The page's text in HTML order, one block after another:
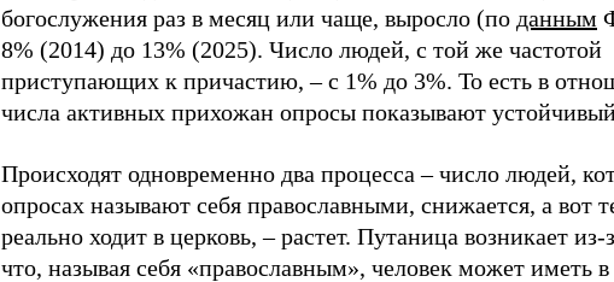
богослужения раз в месяц или чаще, выросло (по данным
8% (2014) до 13% (2025). Число людей, с той же частотой
приступающих к причастию, – с 1% до 3%. То есть в
числа активных прихожан опросы показывают
Происходят одновременно два процесса – число людей,
опросах называют себя православными, снижается, а вот
реально ходит в церковь, – растет. Путаница возникает из-
что, называя себя «православным», человек может иметь